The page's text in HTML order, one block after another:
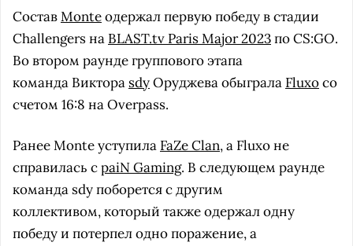
СоставMonteодержал первую победу в стадии
Challengers на BLAST.tv Paris Major 2023по CS:GO.
Во втором раунде группового этапа
команда Виктора sdyОруджева обыграла Fluxoсо
счетом 16:8 на Overpass.
Ранее Monte уступила FaZe Clan, а Fluxo не
справилась сpaiN Gaming. В следующем раунде
команда sdy поборется с другим
коллективом, который также одержал одну
победу и потерпел одно поражение, а